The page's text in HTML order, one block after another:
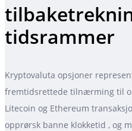
tidsrammer
Kryptovaluta opsjoner
fremtidsrettede tilnærming til
Litecoin og Ethereum
opprørsk banne klokketid , og